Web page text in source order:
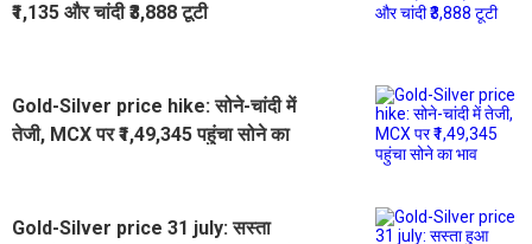
₹1,135 और चांदी ₹3,888 टूटी
Gold-Silver price hike: सोने-चांदी में
तेजी, MCX पर ₹1,49,345 पहुंचा सोने का
Gold-Silver price 31 july: सस्ता